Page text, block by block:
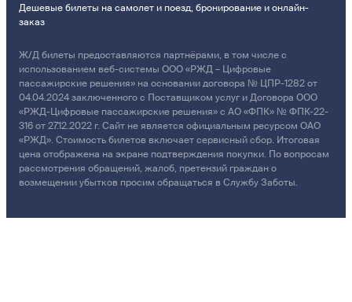
Дешевые билеты на самолет и поезд, бронирование и онлайн-
заказ
Ж/Д билеты предоставляются партнёрами, в том числе с
использованием веб-системы ООО «РЖД – Цифровые
пассажирские решения» на основании договора № ЦПР-1282 от
04.04.2024 заключенного с Поставщиком услуг и Договора ООО
«РЖД-Цифровые пассажирские решения» с АО «ФПК» № ФПК-22-
316 от 27.12.2022 г. Сайт не является официальным ресурсом ОАО
«РЖД». Стоимость билетов включает сервисный сбор. Итоговая
цена отображена на экране подтверждения покупки. По вопросам
рассмотрения обращений, жалоб, претензий граждан о
возмещении убытков просим обращаться в Службу Заботы.